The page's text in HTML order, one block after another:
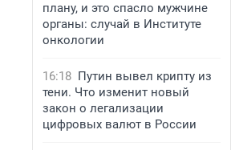
плану, и это спасло мужчине
органы: случай в Институте
онкологии
16:18 Путин вывел крипту из
тени. Что изменит новый
закон о легализации
цифровых валют в России